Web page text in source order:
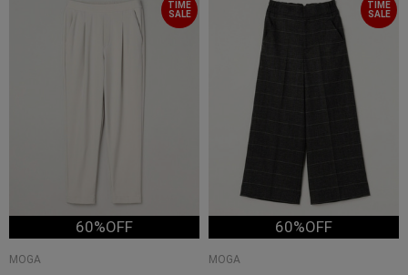
TIME
SALE
60%OFF
MOGA
TIME
SALE
60%OFF
MOGA